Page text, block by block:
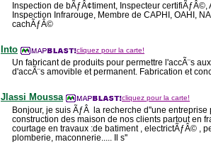
Inspection de bÃƒÂ¢timent, Inspecteur certifiÃƒÂ©,
Inspection Infrarouge, Membre de CAPHI, OAHI,
cachÃƒÂ©
Into cliquez pour la carte!
Un fabricant de produits pour permettre l'accÃ¨s
d'accÃ¨s amovible et permanent. Fabrication et
Jlassi Moussa cliquez pour la carte!
Bonjour, je suis ÃƒÂ la recherche d''une
construction des maison de nos clients partout en
courtage en travaux :de batiment , electrictÃƒÂ© ,
plomberie, maconnerie..... Il s''